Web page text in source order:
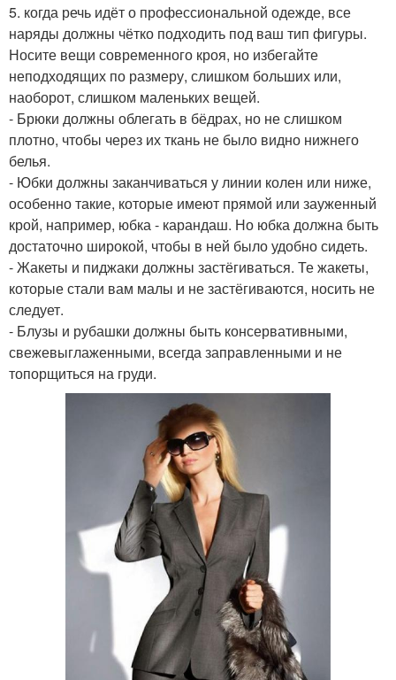
5. когда речь идёт о профессиональной одежде, все
наряды должны чётко подходить под ваш тип фигуры.
Носите вещи современного кроя, но избегайте
неподходящих по размеру, слишком больших или,
наоборот, слишком маленьких вещей.
- Брюки должны облегать в бёдрах, но не слишком
плотно, чтобы через их ткань не было видно нижнего
белья.
- Юбки должны заканчиваться у линии колен или ниже,
особенно такие, которые имеют прямой или зауженный
крой, например, юбка - карандаш. Но юбка должна быть
достаточно широкой, чтобы в ней было удобно сидеть.
- Жакеты и пиджаки должны застёгиваться. Те жакеты,
которые стали вам малы и не застёгиваются, носить не
следует.
- Блузы и рубашки должны быть консервативными,
свежевыглаженными, всегда заправленными и не
топорщиться на груди.